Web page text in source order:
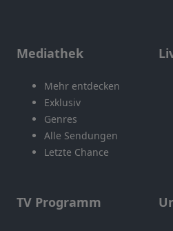
Mediathek
Mehr entdecken
Exklusiv
Genres
Alle Sendungen
Letzte Chance
TV Programm